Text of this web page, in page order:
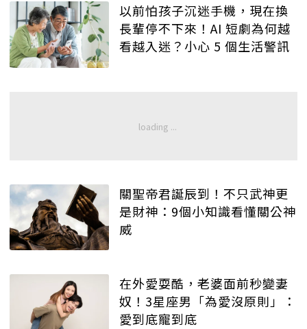
以前怕孩子沉迷手機，現在換
長輩停不下來！AI 短劇為何越
看越入迷？小心 5 個生活警訊
關聖帝君誕辰到！不只武神更
是財神：9個小知識看懂關公神
威
在外愛耍酷，老婆面前秒變妻
奴！3星座男「為愛沒原則」：
愛到底寵到底